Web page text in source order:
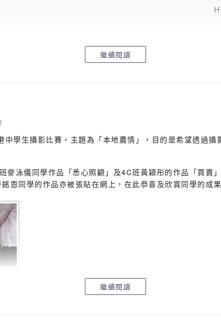
學生組 Student Section
導內容︰
繼續閱讀
學生攝影比賽，主題為「本地農情」，目的是希望透過
麥泳儀同學作品「悉心照顧」及4C班黃穎彤的作品「買賣
恩同學的作品亦被張貼在網上，在此恭喜及欣賞同學的成
繼續閱讀